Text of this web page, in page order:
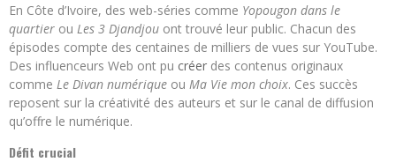
En Côte d’Ivoire, des web-séries comme Yopougon dans le
quartier ou Les 3 Djandjou ont trouvé leur public. Chacun des
épisodes compte des centaines de milliers de vues sur YouTube.
Des influenceurs Web ont pu créer des contenus originaux
comme Le Divan numérique ou Ma Vie mon choix. Ces succès
reposent sur la créativité des auteurs et sur le canal de diffusion
qu’offre le numérique.
Défit crucial